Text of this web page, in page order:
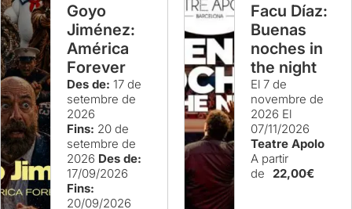
Goyo
Jiménez:
América
Forever
Des de: 17 de
setembre de
2026
Fins: 20 de
setembre de
2026 Des de:
17/09/2026
Fins:
20/09/2026
Facu Díaz:
Buenas
noches in
the night
El 7 de
novembre de
2026 El
07/11/2026
Teatre Apolo
A partir
de
22,00€